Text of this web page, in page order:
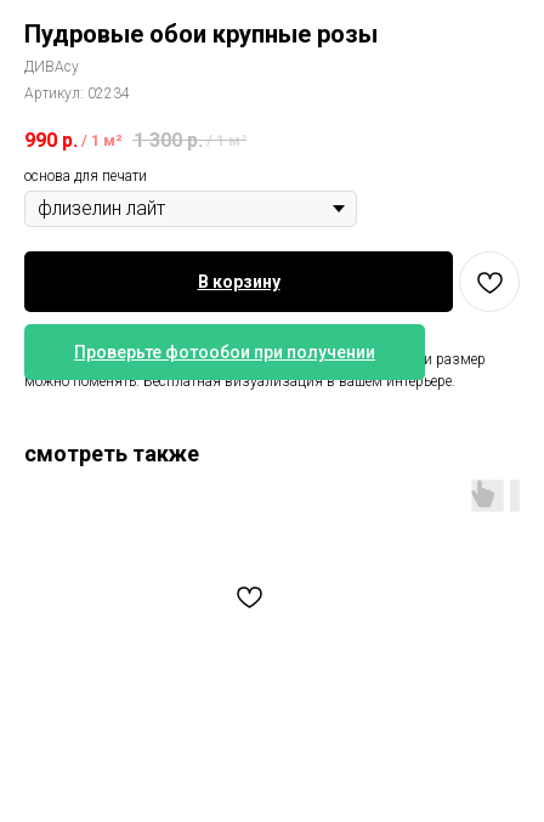
Пудровые обои крупные розы
ДИВАсу
Артикул: 02234
990 р. / 1 м² 1 300 р. / 1 м²
основа для печати
Проверьте фотообои при получении
В корзину
Обои розы. Размер 400 см ширина на 265 см высота. Цвет и размер
можно поменять. Бесплатная визуализация в вашем интерьере.
смотреть также